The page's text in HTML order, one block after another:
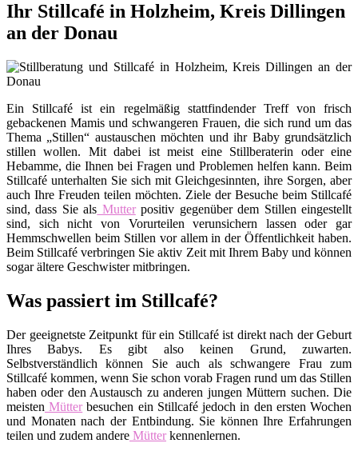
Ihr Stillcafé in Holzheim, Kreis Dillingen
an der Donau
Ein Stillcafé ist ein regelmäßig stattfindender Treff von frisch
gebackenen Mamis und schwangeren Frauen, die sich rund um das
Thema „Stillen“ austauschen möchten und ihr Baby grundsätzlich
stillen wollen. Mit dabei ist meist eine Stillberaterin oder eine
Hebamme, die Ihnen bei Fragen und Problemen helfen kann. Beim
Stillcafé unterhalten Sie sich mit Gleichgesinnten, ihre Sorgen, aber
auch Ihre Freuden teilen möchten. Ziele der Besuche beim Stillcafé
sind, dass Sie als Mutterpositiv gegenüber dem Stillen eingestellt
sind, sich nicht von Vorurteilen verunsichern lassen oder gar
Hemmschwellen beim Stillen vor allem in der Öffentlichkeit haben.
Beim Stillcafé verbringen Sie aktiv Zeit mit Ihrem Baby und können
sogar ältere Geschwister mitbringen.
Was passiert im Stillcafé?
Der geeignetste Zeitpunkt für ein Stillcafé ist direkt nach der Geburt
Ihres Babys. Es gibt also keinen Grund, zuwarten.
Selbstverständlich können Sie auch als schwangere Frau zum
Stillcafé kommen, wenn Sie schon vorab Fragen rund um das Stillen
haben oder den Austausch zu anderen jungen Müttern suchen. Die
meisten Mütterbesuchen ein Stillcafé jedoch in den ersten Wochen
und Monaten nach der Entbindung. Sie können Ihre Erfahrungen
teilen und zudem andere Mütterkennenlernen.